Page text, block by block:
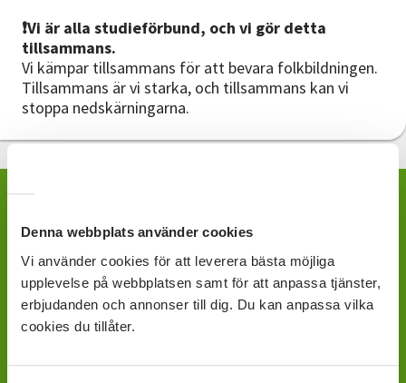
Denna webbplats använder cookies
Vi använder cookies för att leverera bästa möjliga
upplevelse på webbplatsen samt för att anpassa tjänster,
erbjudanden och annonser till dig. Du kan anpassa vilka
cookies du tillåter.
❗️Vi är alla studieförbund, och vi gör detta
tillsammans.
Vi kämpar tillsammans för att bevara folkbildningen.
Tillsammans är vi starka, och tillsammans kan vi
stoppa nedskärningarna.
Vill du ge ditt stöd? Skriv på
namninsamlingen